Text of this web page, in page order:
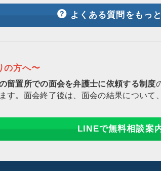
よくある質問をもっ
の方へ〜
留置所での面会を弁護士に依頼する制度
す。面会終了後は、面会の結果について
LINEで無料相談案